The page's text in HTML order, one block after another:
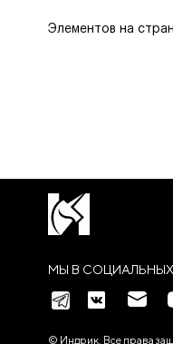
Элементов на
МЫ В
© Индрик. Все права